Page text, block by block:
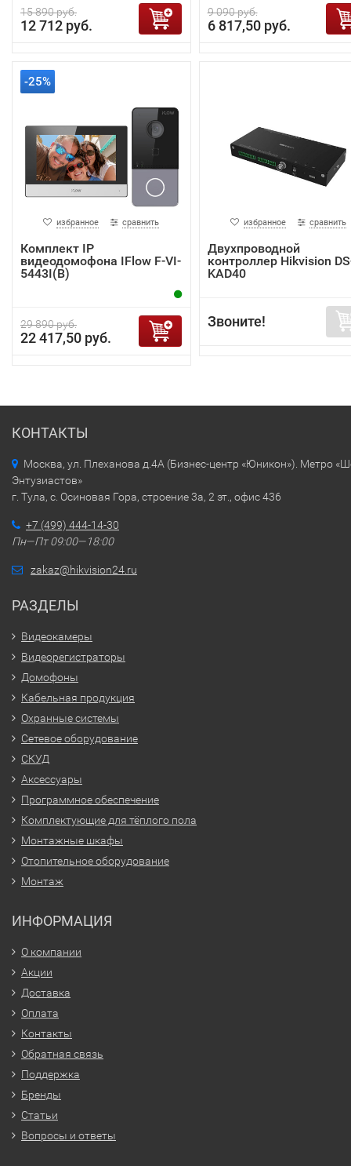
15 890 руб.
12 712 руб.
9 090 руб.
6 817,50 руб.
-25%
избранное сравнить
Комплект IP
видеодомофона IFlow F-VI-
5443I(B)
29 890 руб.
22 417,50 руб.
избранное сравнить
Двухпроводной
контроллер Hikvision
KAD40
Звоните!
КОНТАКТЫ
Москва, ул. Плеханова д.4А (Бизнес-центр «Юникон»). Метро
Энтузиастов»
г. Тула, с. Осиновая Гора, строение 3а, 2 эт., офис 436
+7 (499) 444-14-30
Пн—Пт 09:00—18:00
zakaz@hikvision24.ru
РАЗДЕЛЫ
Видеокамеры
Видеорегистраторы
Домофоны
Кабельная продукция
Охранные системы
Сетевое оборудование
СКУД
Аксессуары
Программное обеспечение
Комплектующие для тёплого пола
Монтажные шкафы
Отопительное оборудование
Монтаж
ИНФОРМАЦИЯ
О компании
Акции
Доставка
Оплата
Контакты
Обратная связь
Поддержка
Бренды
Статьи
Вопросы и ответы